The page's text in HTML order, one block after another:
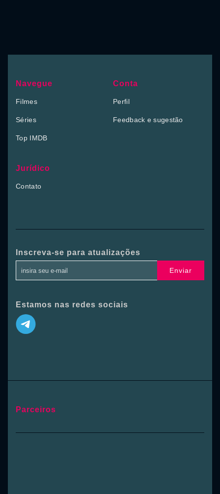
Navegue
Filmes
Séries
Top IMDB
Conta
Perfil
Feedback e sugestão
Jurídico
Contato
Inscreva-se para atualizações
Enviar
Estamos nas redes sociais
Parceiros